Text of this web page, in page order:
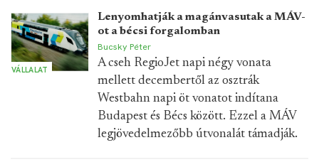
VÁLLALAT
Lenyomhatják a magánvasutak a MÁV-
ot a bécsi forgalomban
Bucsky Péter
A cseh RegioJet napi négy vonata
mellett decembertől az osztrák
Westbahn napi öt vonatot indítana
Budapest és Bécs között. Ezzel a MÁV
legjövedelmezőbb útvonalát támadják.